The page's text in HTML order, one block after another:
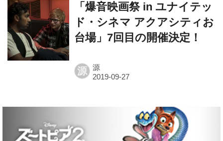
「爆音映画祭 in ユナイテッ
ド・シネマ アクアシティお
台場」7回目の開催決定！
源 源